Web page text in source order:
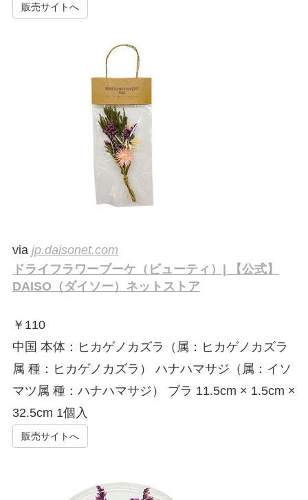
販売サイトへ
via jp.daisonet.com
ドライフラワーブーケ（ビューティ）| 【公式】
DAISO（ダイソー）ネットストア
￥ 110
中国 本体：ヒカゲノカズラ（属：ヒカゲノカズラ
属 種：ヒカゲノカズラ） ハナハマサジ（属：イソ
マツ属 種：ハナハマサジ） ブラ 11.5cm × 1.5cm ×
32.5cm 1個入
販売サイトへ